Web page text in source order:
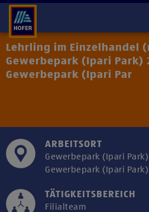
Lehrling im Einzelhandel
Gewerbepark (Ipari Park)
Gewerbepark (Ipari Par
ARBEITSORT
Gewerbepark (Ipari
Gewerbepark (Ipari
TÄTIGKEITSBEREICH
Filialteam